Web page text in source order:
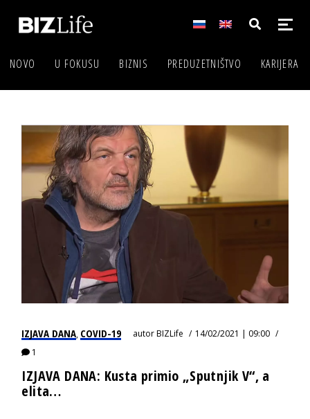
NOVO U FOKUSU BIZNIS PREDUZETNIŠTVO KARIJERA
IZJAVA DANA, COVID-19 autorBIZLife
14/02/2021 | 09:00
1
IZJAVA DANA: Kusta primio „Sputnjik V“, a
elita…